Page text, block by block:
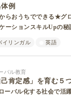
例
らおうちでできる★グ
ーションスキルUpの秘
イリンガル 英語
バル教育
己肯定感」を育む５
ーバル化する社会で活